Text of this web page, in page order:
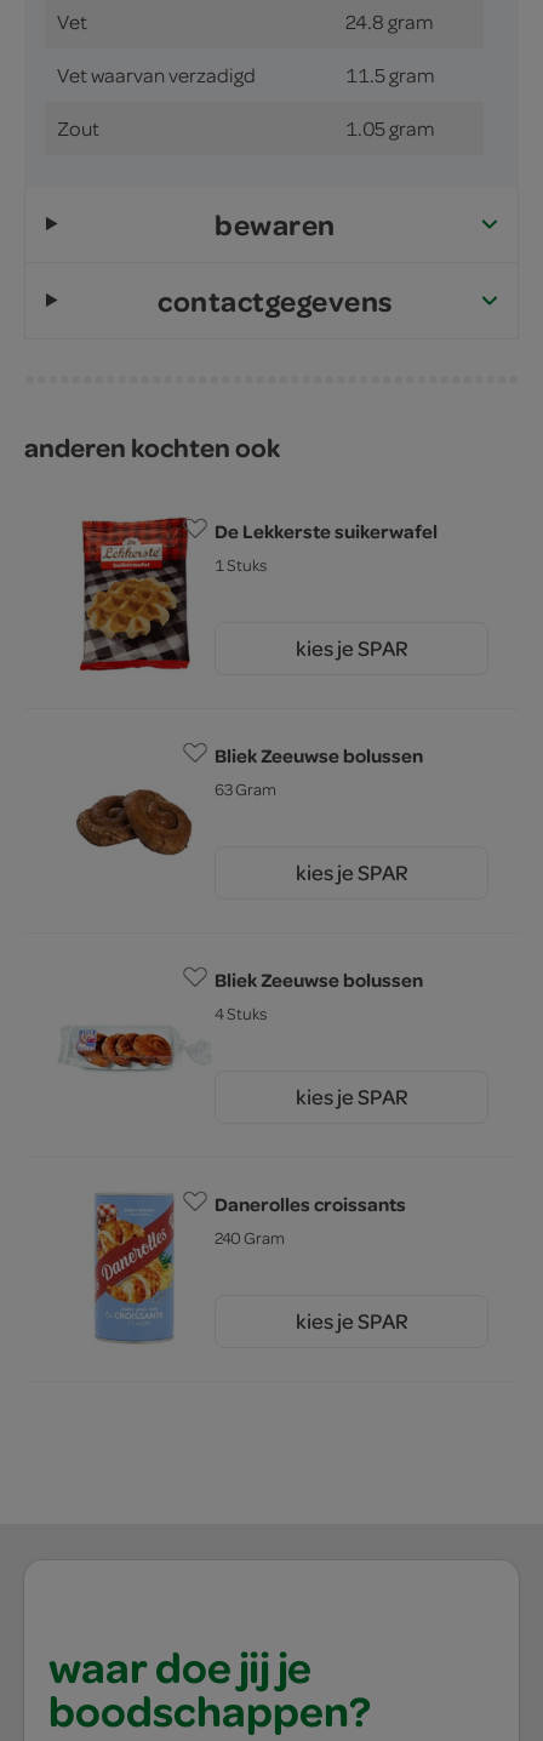
Vet 24.8 gram
Vet waarvan verzadigd 11.5 gram
Zout 1.05 gram
bewaren
contactgegevens
anderen kochten ook
De Lekkerste suikerwafel
1 Stuks
kies je SPAR
Bliek Zeeuwse bolussen
63 Gram
kies je SPAR
Bliek Zeeuwse bolussen
4 Stuks
kies je SPAR
Danerolles croissants
240 Gram
kies je SPAR
waar doe jij je
boodschappen?